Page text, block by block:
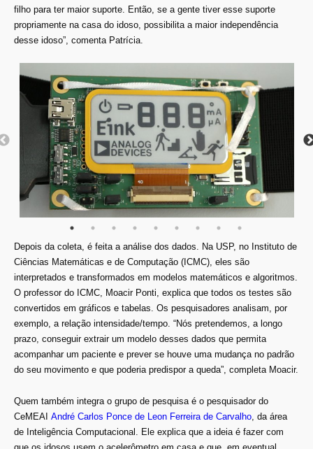
filho para ter maior suporte. Então, se a gente tiver esse suporte
propriamente na casa do idoso, possibilita a maior independência
desse idoso”, comenta Patrícia.
Depois da coleta, é feita a análise dos dados. Na USP, no Instituto de
Ciências Matemáticas e de Computação (ICMC), eles são
interpretados e transformados em modelos matemáticos e algoritmos.
O professor do ICMC, Moacir Ponti, explica que todos os testes são
convertidos em gráficos e tabelas. Os pesquisadores analisam, por
exemplo, a relação intensidade/tempo. “Nós pretendemos, a longo
prazo, conseguir extrair um modelo desses dados que permita
acompanhar um paciente e prever se houve uma mudança no padrão
do seu movimento e que poderia predispor a queda”, completa Moacir.
Quem também integra o grupo de pesquisa é o pesquisador do
CeMEAI André Carlos Ponce de Leon Ferreira de Carvalho , da área
de Inteligência Computacional. Ele explica que a ideia é fazer com